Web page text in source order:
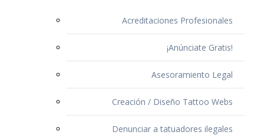
Acreditaciones Profesionales
¡Anúnciate Gratis!
Asesoramiento Legal
Creación / Diseño Tattoo Webs
Denunciar a tatuadores ilegales